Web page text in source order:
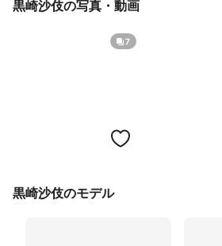
黒崎沙伎の写真・動画
7
黒崎沙伎のモデル